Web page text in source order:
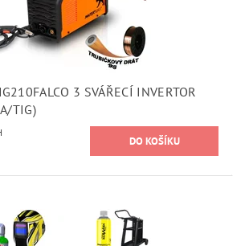
3 SVÁŘECÍ INVERTOR
TIG)